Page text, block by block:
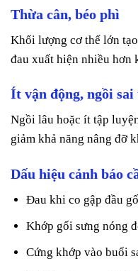
Thừa cân, béo phì
Khối lượng cơ thể lớn
đau xuất hiện nhiều hơn
Ít vận động, ngồi
Ngồi lâu hoặc ít tập
giảm khả năng nâng đỡ
Dấu hiệu cảnh báo
Đau khi co gập đầu
Khớp gối sưng nóng
Cứng khớp vào buổi